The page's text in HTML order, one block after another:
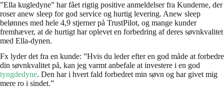
”Ella kugledyne” har fået rigtig positive anmeldelser fra Kunderne, der
roser anew sleep for god service og hurtig levering. Anew sleep
belønnes med hele 4,9 stjerner på TrustPilot, og mange kunder
fremhæver, at de hurtigt har oplevet en forbedring af deres søvnkvalitet
med Ella-dynen.
Fx lyder det fra en kunde: ”Hvis du leder efter en god måde at forbedre
din søvnkvalitet på, kan jeg varmt anbefale at investere i en god
tyngdedyne. Den har i hvert fald forbedret min søvn og har givet mig
mere ro i sindet.”